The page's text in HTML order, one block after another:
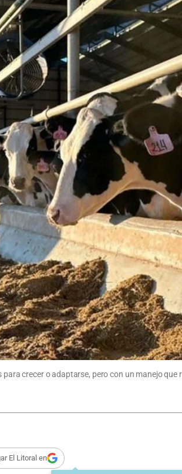
crecer o adaptarse, pero con un manejo
El Litoral en